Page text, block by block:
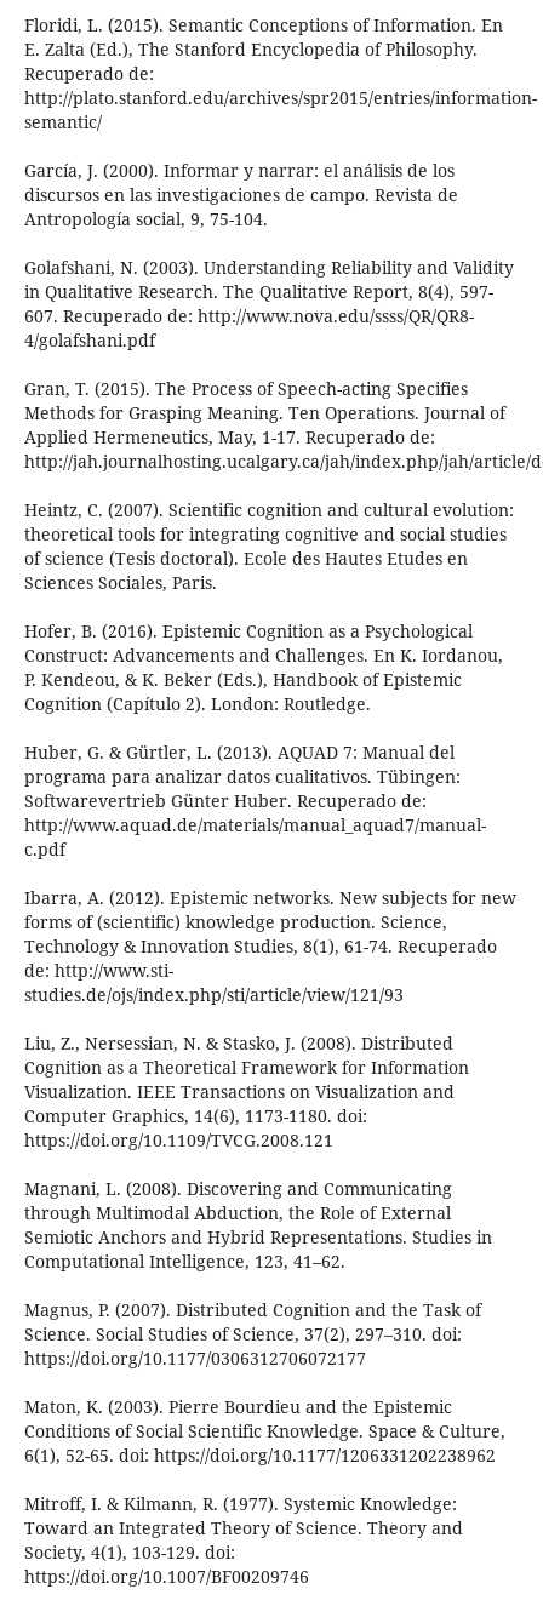
Floridi, L. (2015). Semantic Conceptions of Information. En
E. Zalta (Ed.), The Stanford Encyclopedia of Philosophy.
Recuperado de:
http://plato.stanford.edu/archives/spr2015/entries/information-
semantic/
García, J. (2000). Informar y narrar: el análisis de los
discursos en las investigaciones de campo. Revista de
Antropología social, 9, 75-104.
Golafshani, N. (2003). Understanding Reliability and Validity
in Qualitative Research. The Qualitative Report, 8(4), 597-
607. Recuperado de: http://www.nova.edu/ssss/QR/QR8-
4/golafshani.pdf
Gran, T. (2015). The Process of Speech-acting Specifies
Methods for Grasping Meaning. Ten Operations. Journal of
Applied Hermeneutics, May, 1-17. Recuperado de:
http://jah.journalhosting.ucalgary.ca/jah/index.php/jah/article/
Heintz, C. (2007). Scientific cognition and cultural evolution:
theoretical tools for integrating cognitive and social studies
of science (Tesis doctoral). Ecole des Hautes Etudes en
Sciences Sociales, Paris.
Hofer, B. (2016). Epistemic Cognition as a Psychological
Construct: Advancements and Challenges. En K. Iordanou,
P. Kendeou, & K. Beker (Eds.), Handbook of Epistemic
Cognition (Capítulo 2). London: Routledge.
Huber, G. & Gürtler, L. (2013). AQUAD 7: Manual del
programa para analizar datos cualitativos. Tübingen:
Softwarevertrieb Günter Huber. Recuperado de:
http://www.aquad.de/materials/manual_aquad7/manual-
c.pdf
Ibarra, A. (2012). Epistemic networks. New subjects for new
forms of (scientific) knowledge production. Science,
Technology & Innovation Studies, 8(1), 61-74. Recuperado
de: http://www.sti-
studies.de/ojs/index.php/sti/article/view/121/93
Liu, Z., Nersessian, N. & Stasko, J. (2008). Distributed
Cognition as a Theoretical Framework for Information
Visualization. IEEE Transactions on Visualization and
Computer Graphics, 14(6), 1173-1180. doi:
https://doi.org/10.1109/TVCG.2008.121
Magnani, L. (2008). Discovering and Communicating
through Multimodal Abduction, the Role of External
Semiotic Anchors and Hybrid Representations. Studies in
Computational Intelligence, 123, 41–62.
Magnus, P. (2007). Distributed Cognition and the Task of
Science. Social Studies of Science, 37(2), 297–310. doi:
https://doi.org/10.1177/0306312706072177
Maton, K. (2003). Pierre Bourdieu and the Epistemic
Conditions of Social Scientific Knowledge. Space & Culture,
6(1), 52-65. doi: https://doi.org/10.1177/1206331202238962
Mitroff, I. & Kilmann, R. (1977). Systemic Knowledge:
Toward an Integrated Theory of Science. Theory and
Society, 4(1), 103-129. doi:
https://doi.org/10.1007/BF00209746